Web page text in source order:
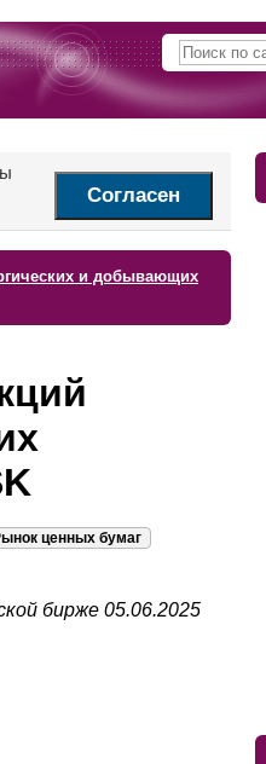
Согласен
и добывающих
ценных бумаг
бирже 05.06.2025